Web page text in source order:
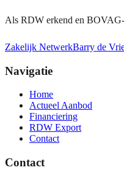
Als RDW erkend en BOVAG-
Zakelijk NetwerkBarry de
Navigatie
Home
Actueel Aanbod
Financiering
RDW Export
Contact
Contact